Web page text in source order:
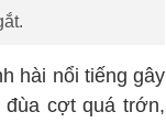
hài nổi tiếng gây
đùa cợt quá trớn,